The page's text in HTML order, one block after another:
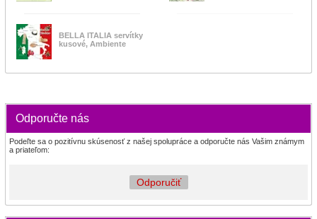
BELLA ITALIA servítky
kusové, Ambiente
Odporučte nás
Podeľte sa o pozitívnu skúsenosť z našej spolupráce a odporučte nás Vašim známym
a priateľom:
Odporučiť